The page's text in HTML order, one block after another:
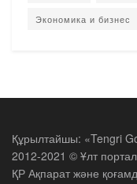
Экономика и бизнес
Құрылтайшы: «Tengri
2012-2021 © Ұлт
ҚР Ақпарат және